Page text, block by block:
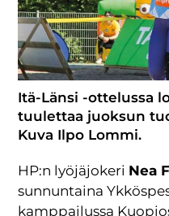
Itä-Länsi -ottelussa
tuulettaa juoksun
Kuva Ilpo Lommi.
HP:n lyöjäjokeri Nea
sunnuntaina
kamppailussa